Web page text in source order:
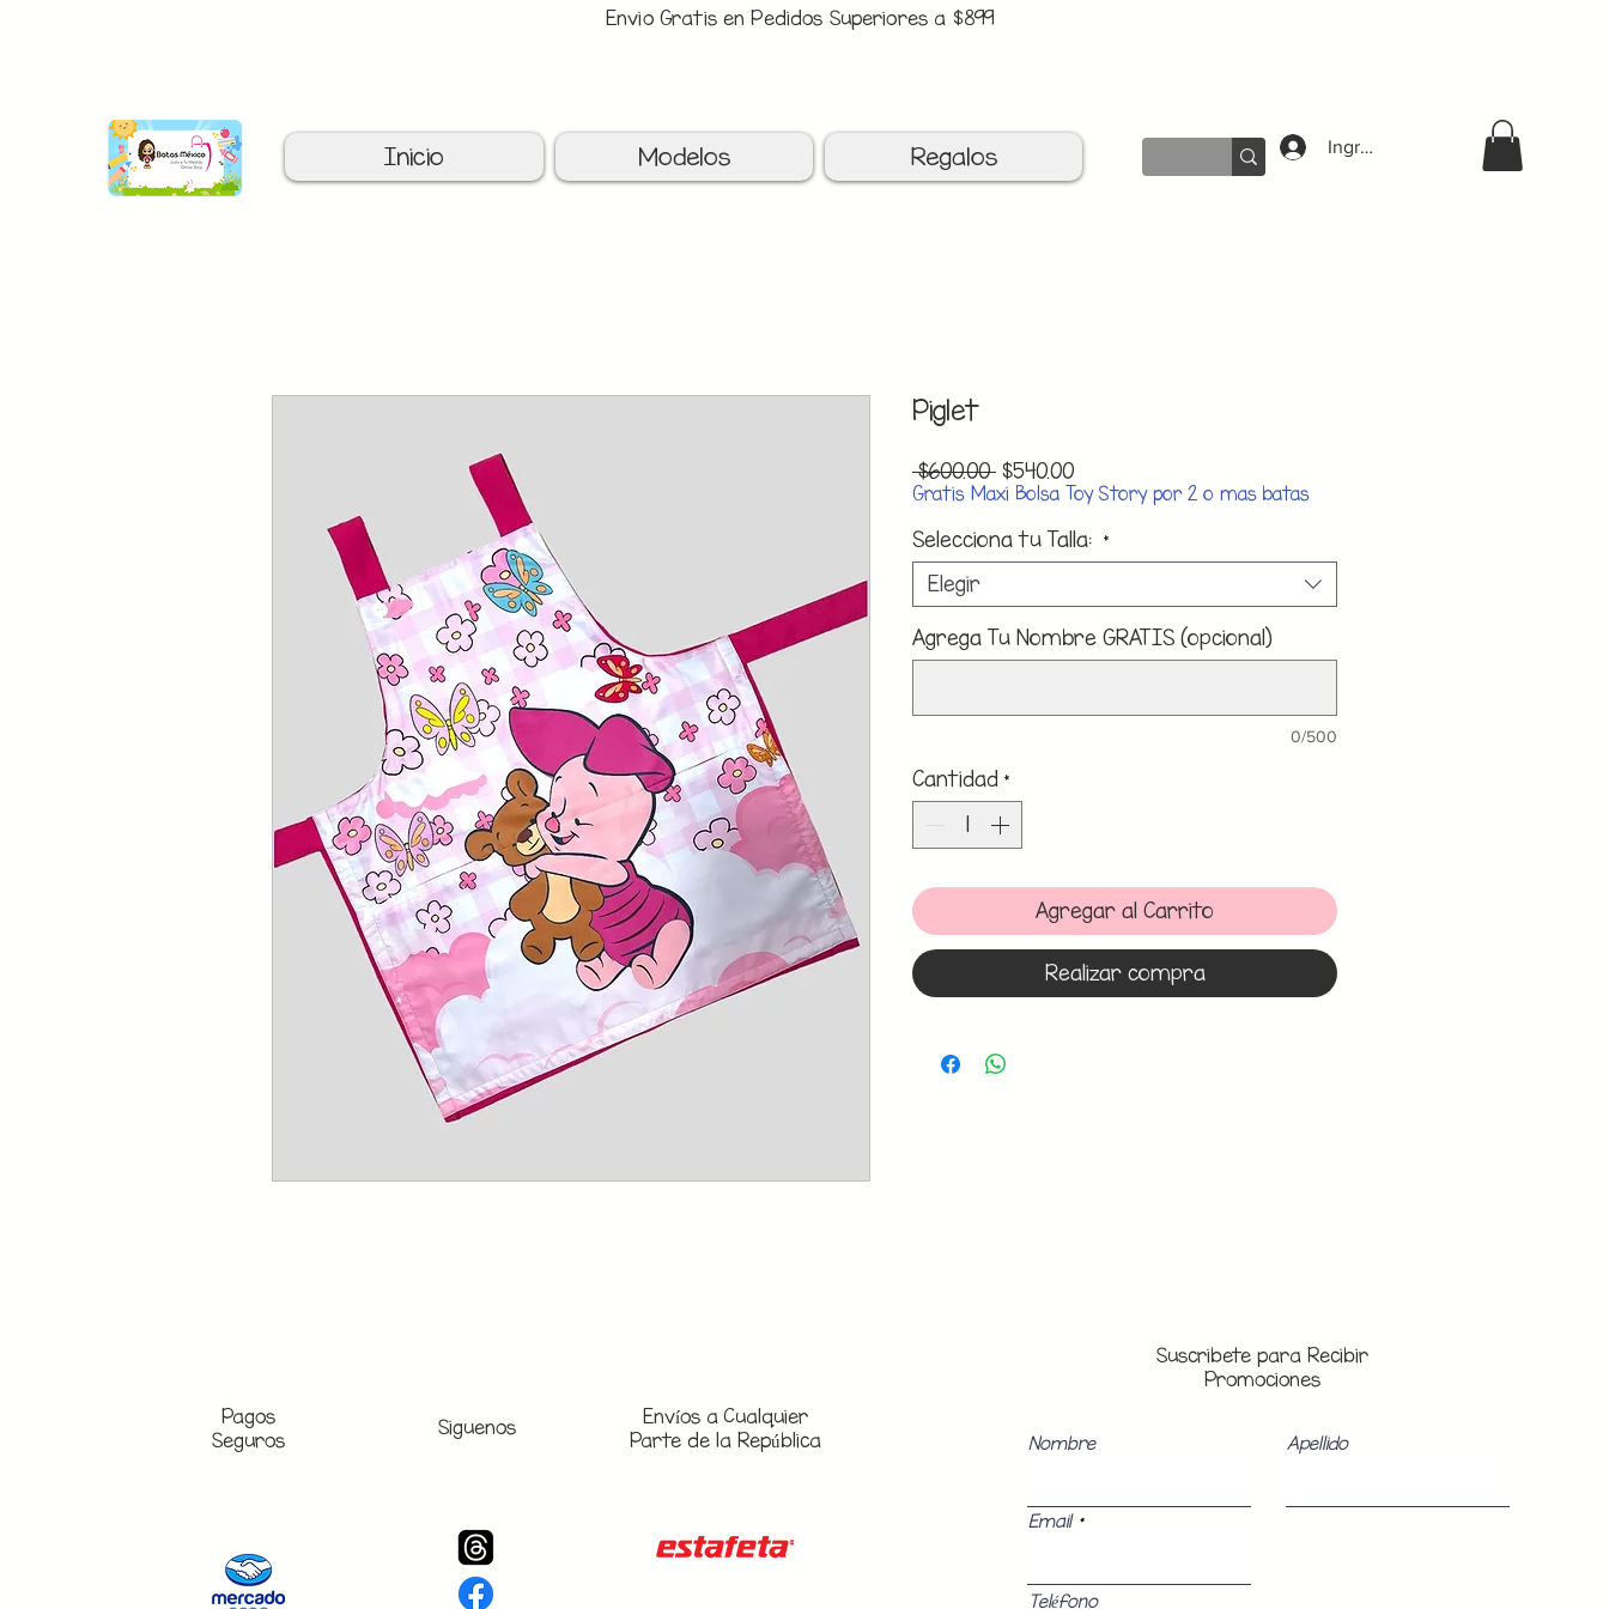
Ingresar
Envio Gratis en Pedidos Superiores a $899
Inicio Modelos Regalos
Piglet
$600.00 Precio
$540.00Precio
de
Gratis Maxi Bolsa Toy Story por 2 o mas batas
Selecciona tu Talla: *
Elegir
Agrega Tu Nombre GRATIS (opcional)
0/500
Cantidad *
Agregar al Carrito
Realizar compra
Siguenos Envíos aCualquier
Parte de la República
Pagos
Seguros
Suscribete para Recibir
Promociones
Nombre Apellido
Email
Teléfono